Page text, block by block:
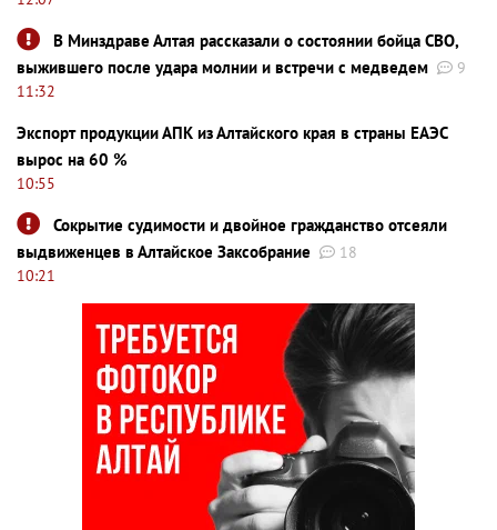
В Минздраве Алтая рассказали о состоянии бойца СВО,
выжившего после удара молнии и встречи с медведем
9
11:32
Экспорт продукции АПК из Алтайского края в страны ЕАЭС
вырос на 60 %
10:55
Сокрытие судимости и двойное гражданство отсеяли
выдвиженцев в Алтайское Заксобрание
18
10:21